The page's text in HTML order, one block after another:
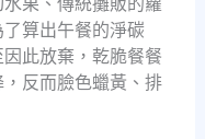
算出午餐的淨碳
此放棄，乾脆餐餐
反而臉色蠟黃、排